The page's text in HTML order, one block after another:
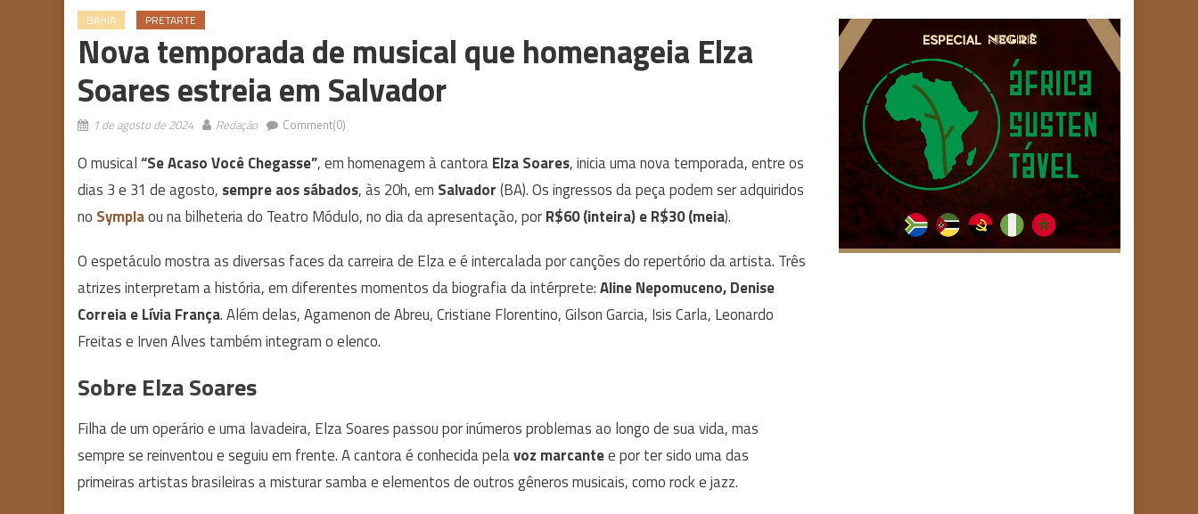
BAHIA PRETARTE
Nova temporada de musical que homenageia Elza
Soares estreia em Salvador
1 de agosto de 2024 Redação Comment(0)
O musical“Se Acaso Você Chegasse”, em homenagem à cantoraElza Soares, inicia uma nova temporada, entre os
dias 3 e 31 de agosto, sempre aos sábados, às 20h, em Salvador(BA). Os ingressos da peça podem ser adquiridos
no Symplaou na bilheteria do Teatro Módulo, no dia da apresentação, porR$60 (inteira) e R$30 (meia).
O espetáculo mostra as diversas faces da carreira de Elza e é intercalada por canções do repertório da artista. Três
atrizes interpretam a história, em diferentes momentos da biografia da intérprete:Aline Nepomuceno, Denise
Correia e Lívia França. Além delas, Agamenon de Abreu, Cristiane Florentino, Gilson Garcia, Isis Carla, Leonardo
Freitas e Irven Alves também integram o elenco.
Sobre Elza Soares
Filha de um operário e uma lavadeira, Elza Soares passou por inúmeros problemas ao longo de sua vida, mas
sempre se reinventou e seguiu em frente. A cantora é conhecida pelavoz marcantee por ter sido uma das
primeiras artistas brasileiras a misturar samba e elementos de outros gêneros musicais, como rock e jazz.